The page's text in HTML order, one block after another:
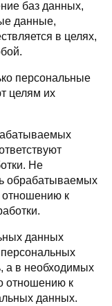
баз данных,
данные,
в целях,
персональные
целям их
Не
обрабатываемых
отношению к
данных
персональных
а в необходимых
отношению к
данных.